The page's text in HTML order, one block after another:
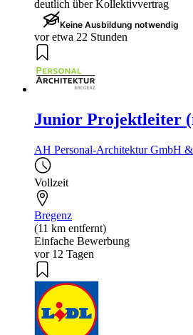
deutlich über Kollektivvertrag
Keine Ausbildung notwendig
vor etwa 22 Stunden
Junior Projektleiter
AH Personal-Architektur GmbH
Vollzeit
Bregenz
(11 km entfernt)
Einfache Bewerbung
vor 12 Tagen